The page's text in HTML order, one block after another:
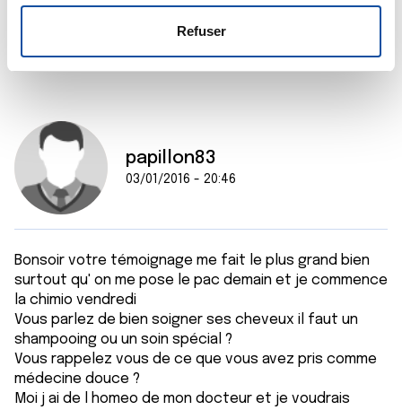
votre consentement à tout moment à partir de la
déclaration sur les cookies.
Les cookies nous permettent de personnaliser le contenu
partageons également des informations sur l'utilisation de
notre site avec nos partenaires de médias sociaux, de
publicité et d'analyse, qui peuvent combiner celles-ci
avec d'autres informations que vous leur avez fournies
t
Refuser
papillon83
03/01/2016 - 20:46
Bonsoir votre témoignage me fait le plus grand bien
surtout qu' on me pose le pac demain et je commence
la chimio vendredi
Vous parlez de bien soigner ses cheveux il faut un
shampooing ou un soin spécial ?
Vous rappelez vous de ce que vous avez pris comme
médecine douce ?
Moi j ai de l homeo de mon docteur et je voudrais